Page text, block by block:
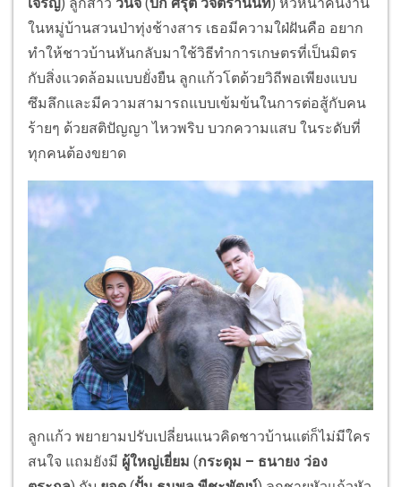
ในหมู่บ้านสวนป่าทุ่งช้างสาร เธอมีความใฝ่ฝันคือ อยาก
ทำให้ชาวบ้านหันกลับมาใช้วิธีทำการเกษตรที่เป็นมิตร
กับสิ่งแวดล้อมแบบยั่งยืน ลูกแก้วโตด้วยวิถีพอเพียงแบบ
ซึมลึกและมีความสามารถแบบเข้มข้นในการต่อสู้กับคน
ร้ายๆ ด้วยสติปัญญา ไหวพริบ บวกความแสบ ในระดับที่
ทุกคนต้องขยาด
ลูกแก้ว พยายามปรับเปลี่ยนแนวคิดชาวบ้านแต่ก็ไม่มีใคร
สนใจ แถมยังมี ผู้ใหญ่เยี่ยม (กระดุม – ธนายง ว่อง